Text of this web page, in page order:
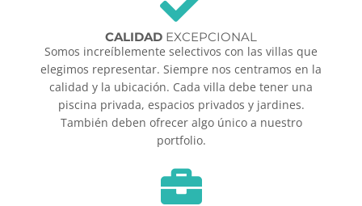
CALIDAD EXCEPCIONAL
Somos increíblemente selectivos con las villas que
elegimos representar. Siempre nos centramos en la
calidad y la ubicación. Cada villa debe tener una
piscina privada, espacios privados y jardines.
También deben ofrecer algo único a nuestro
portfolio.